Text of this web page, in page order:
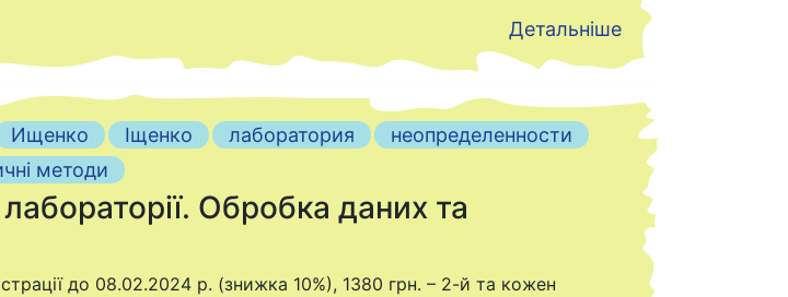
Детальніше
Ищенко Іщенко лаборатория
неопределенности
методи
Обробка даних та
до 08.02.2024 р. (знижка 10%), 1380 грн. – 2-й та кожен